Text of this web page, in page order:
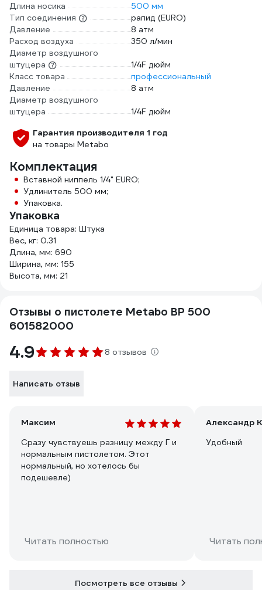
Длина носика
500 мм
Тип соединения
рапид (EURO)
Давление
8 атм
Расход воздуха
350 л/мин
Диаметр воздушного
штуцера
1/4F дюйм
Класс товара
профессиональный
Давление
8 атм
Диаметр воздушного
штуцера
1/4F дюйм
Гарантия производителя 1 год
на товары Metabo
Комплектация
Вставной ниппель 1/4" EURO;
Удлинитель 500 мм;
Упаковка.
Упаковка
Единица товара: Штука
Вес, кг: 0.31
Длина, мм: 690
Ширина, мм: 155
Высота, мм: 21
Отзывы о пистолете Metabo BP 500
601582000
4.9 8 отзывов
Написать отзыв
Максим
Сразу чувствуешь разницу между Г и
нормальным пистолетом. Этот
нормальный, но хотелось бы
подешевле)
Читать полностью
Александр
Удобный
Читать
Посмотреть все отзывы